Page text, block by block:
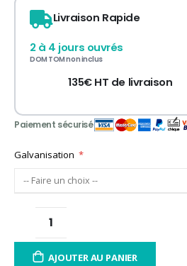
3 fois sans frais
12 à 60 foiscontactez-nous
Livraison Rapide
2 à 4 jours ouvrés
DOM TOM non inclus
135€ HT de livraison
Galvanisation
AJOUTER AU PANIER